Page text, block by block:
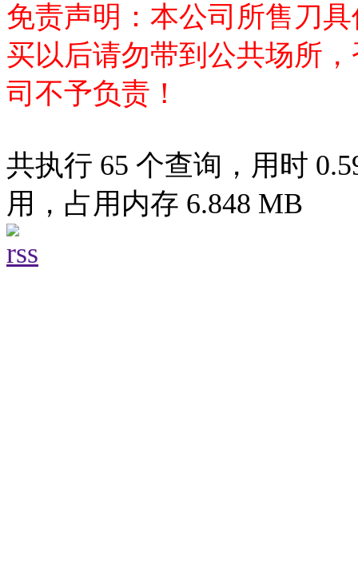
免责声明：本公司所售刀
买以后请勿带到公共场所
司不予负责！
共执行 65 个查询，用时
用，占用内存 6.848 MB